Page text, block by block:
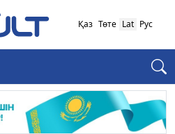
Қаз Төте Lat Рус